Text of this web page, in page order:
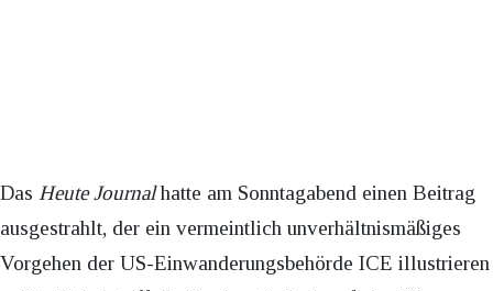
Das Heute Journalhatte am Sonntagabend einen Beitrag
ausgestrahlt, der ein vermeintlich unverhältnismäßiges
Vorgehen der US-Einwanderungsbehörde ICE illustrieren